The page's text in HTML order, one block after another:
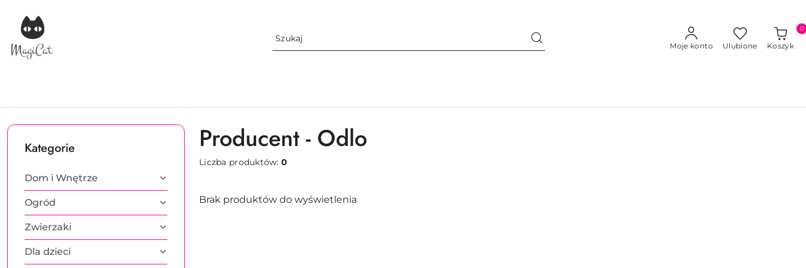
Przejdź do treści głównej
Przejdź do wyszukiwarki
Przejdź do moje konto
Przejdź do menu głównego
Przejdź do stopki
Moje konto Ulubione Koszyk
0
Kategorie
Dom i Wnętrze
Ogród
Zwierzaki
Dla dzieci
Producent - Odlo
Liczba produktów:0
Brak produktów do wyświetlenia